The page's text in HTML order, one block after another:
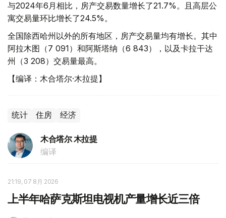
与2024年6月相比，房产交易数量增长了21.7%。且高层公
寓交易量环比增长了24.5%。
全国除西哈州以外的所有地区，房产交易量均有增长。其中
阿拉木图（7 091）和阿斯塔纳（6 843），以及卡拉干达
州（3 208）交易量最高。
【编译：木合塔尔·木拉提】
统计 住房 经济
木合塔尔 木拉提
编译
21:19, 07 8月 2026
上半年哈萨克斯坦电视机产量增长近三倍